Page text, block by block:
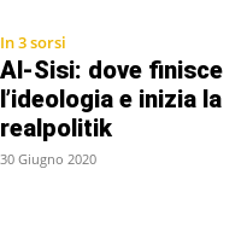
In 3 sorsi
Al-Sisi: dove finisce
l’ideologia e inizia la
realpolitik
30 Giugno 2020